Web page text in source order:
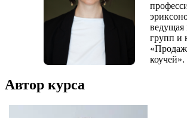
ведущая
групп и
коучей».
Автор курса